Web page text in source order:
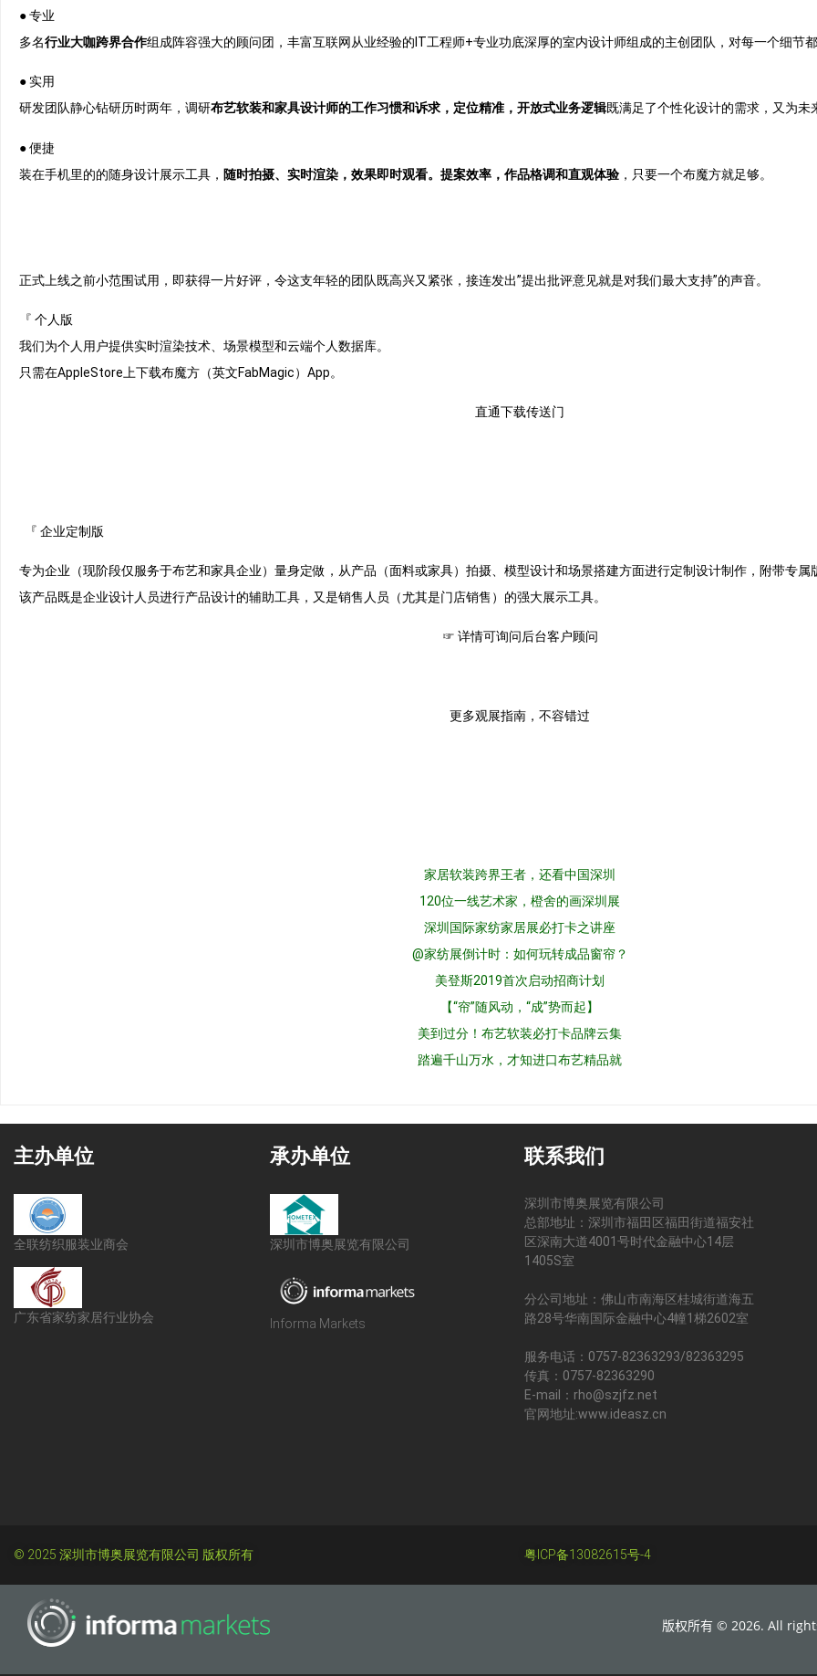
● 专业
多名行业大咖跨界合作组成阵容强大的顾问团，丰富互联网从业经验的IT工程师+专业功底深厚的室内设计师组成的主创团队，对每一个细节
● 实用
研发团队静心钻研历时两年，调研布艺软装和家具设计师的工作习惯和诉求，定位精准，开放式业务逻辑既满足了个性化设计的需求，又为
● 便捷
装在手机里的的随身设计展示工具， 随时拍摄、实时渲染，效果即时观看。提案效率，作品格调和直观体验 ，只要一个布魔方就足够。
正式上线之前小范围试用，即获得一片好评，令这支年轻的团队既高兴又紧张，接连发出”提出批评意见就是对我们最大支持”的声音。
『 个人版
我们为个人用户提供实时渲染技术、场景模型和云端个人数据库。
只需在AppleStore上下载布魔方（英文FabMagic）App。
直通下载传送门
『 企业定制版
专为企业（现阶段仅服务于布艺和家具企业）量身定做，从产品（面料或家具）拍摄、模型设计和场景搭建方面进行定制设计制作，附带专属
该产品既是企业设计人员进行产品设计的辅助工具，又是销售人员（尤其是门店销售）的强大展示工具。
☞ 详情可询问后台客户顾问
更多观展指南，不容错过
家居软装跨界王者，还看中国深圳
120位一线艺术家，橙舍的画深圳展
深圳国际家纺家居展必打卡之讲座
@家纺展倒计时：如何玩转成品窗帘？
美登斯2019首次启动招商计划
【“帘”随风动，“成”势而起】
美到过分！布艺软装必打卡品牌云集
踏遍千山万水，才知进口布艺精品就
主办单位
全联纺织服装业商会
广东省家纺家居行业协会
承办单位
深圳市博奥展览有限公司
Informa Markets
联系我们
深圳市博奥展览有限公司
总部地址：深圳市福田区福田街道福安社
区深南大道4001号时代金融中心14层
1405S室
分公司地址：佛山市南海区桂城街道海五
路28号华南国际金融中心4幢1梯2602室
服务电话：0757-82363293/82363295
传真：0757-82363290
E-mail：rho@szjfz.net
官网地址:www.ideasz.cn
© 2025 深圳市博奥展览有限公司 版权所有 粤ICP备13082615号-4
版权所有 © 2026. All